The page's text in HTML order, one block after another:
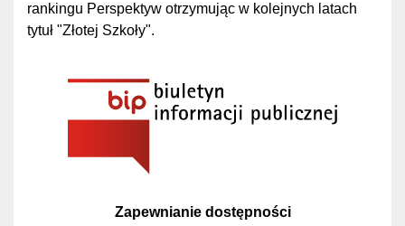
rankingu Perspektyw otrzymując w kolejnych latach
tytuł "Złotej Szkoły".
Zapewnianie dostępności